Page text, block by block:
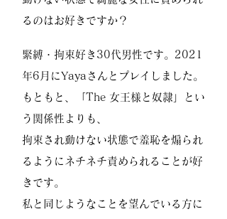
るのはお好きですか？
緊縛・拘束好き30代男性です。2021
年6月にYayaさんとプレイしました。
もともと、「The 女王様と奴隷」とい
う関係性よりも、
拘束され動けない状態で羞恥を煽られ
るようにネチネチ責められることが好
きです。
私と同じようなことを望んでいる方に